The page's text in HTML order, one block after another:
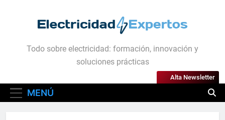
Electricidad Expertos
Todo sobre electricidad: formación, innovación y
soluciones prácticas
MENÚ
Alta Newsletter